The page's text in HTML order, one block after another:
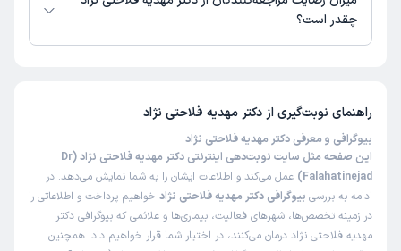
چقدر است؟
راهنمای نوبت‌گیری از دکتر مهدیه فلاحتی نژاد
بیوگرافی و معرفی دکتر مهدیه فلاحتی نژاد
این صفحه مثل سایت نوبت‌دهی اینترنتی دکتر مهدیه فلاحتی نژاد (Dr
Falahatinejad)
عمل می‌کند و اطلاعات ایشان را به شما نمایش می‌دهد. در
ادامه به بررسی بیوگرافی دکتر مهدیه فلاحتی نژاد خواهیم پرداخت و اطلاعاتی را
در زمینه تخصص‌ها، شهرهای فعالیت، بیماری‌ها و علائمی که بیوگرافی دکتر
مهدیه فلاحتی نژاد درمان می‌کنند، در اختیار شما قرار خواهیم داد. همچنین